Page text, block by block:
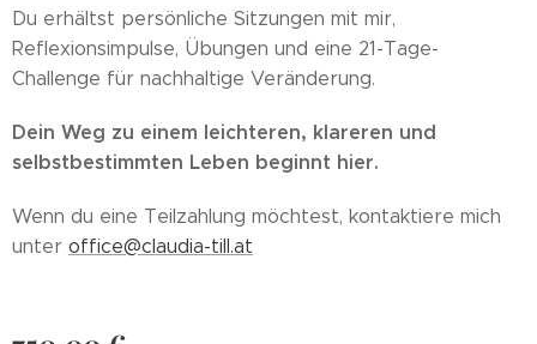
Du erhältst persönliche Sitzungen mit mir,
Reflexionsimpulse, Übungen und eine 21-Tage-
Challenge für nachhaltige Veränderung.
Dein Weg zu einem leichteren, klareren und
selbstbestimmten Leben beginnt hier.
Wenn du eine Teilzahlung möchtest, kontaktiere mich
unter office@claudia-till.at